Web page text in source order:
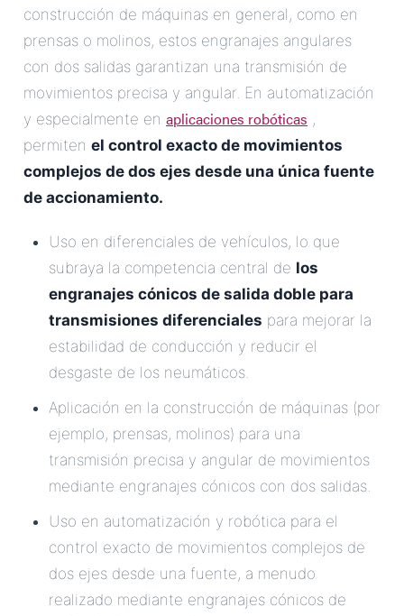
construcción de máquinas en general, como en
prensas o molinos, estos engranajes angulares
con dos salidas garantizan una transmisión de
movimientos precisa y angular. En automatización
y especialmente en aplicaciones robóticas ,
permiten el control exacto de movimientos
complejos de dos ejes desde una única fuente
de accionamiento.
Uso en diferenciales de vehículos, lo que
subraya la competencia central de los
engranajes cónicos de salida doble para
transmisiones diferenciales para mejorar la
estabilidad de conducción y reducir el
desgaste de los neumáticos.
Aplicación en la construcción de máquinas (por
ejemplo, prensas, molinos) para una
transmisión precisa y angular de movimientos
mediante engranajes cónicos con dos salidas.
Uso en automatización y robótica para el
control exacto de movimientos complejos de
dos ejes desde una fuente, a menudo
realizado mediante engranajes cónicos de